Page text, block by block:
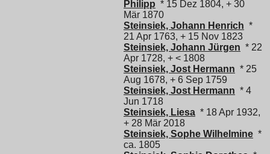
Philipp * 15 Dez 1804, + 30
Mär 1870
Steinsiek, Johann Henrich *
21 Apr 1763, + 15 Nov 1823
Steinsiek, Johann Jürgen * 22
Apr 1728, + < 1808
Steinsiek, Jost Hermann * 25
Aug 1678, + 6 Sep 1759
Steinsiek, Jost Hermann * 4
Jun 1718
Steinsiek, Liesa * 18 Apr 1932,
+ 28 Mär 2018
Steinsiek, Sophe Wilhelmine *
ca. 1805